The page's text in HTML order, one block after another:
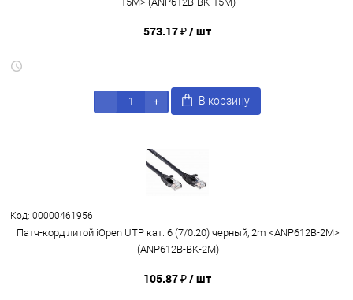
573.17 ₽/ шт
В корзину
Код: 00000461956
Патч-корд литой iOpen UTP кат. 6 (7/0.20) черный, 2m <ANP612B-2M>
(ANP612B-BK-2M)
105.87 ₽/ шт